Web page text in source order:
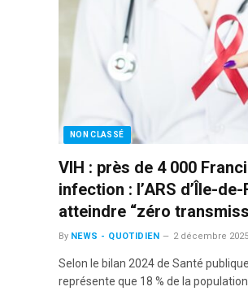
NON CLASSÉ
VIH : près de 4 000
infection : l’ARS d’Île-
atteindre “zéro
By NEWS - QUOTIDIEN 2 décembre 2025
Selon le bilan 2024 de Santé
représente que 18 % de la